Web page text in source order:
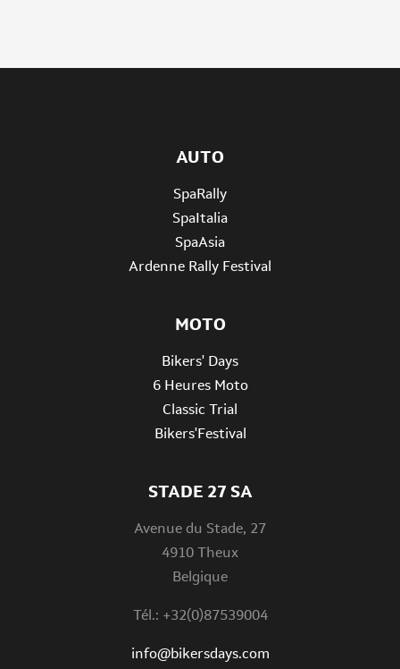
STADE 27 SA
Avenue du Stade, 27
4910 Theux
Belgique
Tél.: +32(0)87539004
info@bikersdays.com
AUTO
SpaRally
SpaItalia
SpaAsia
Ardenne Rally Festival
MOTO
Bikers' Days
6 Heures Moto
Classic Trial
Bikers'Festival